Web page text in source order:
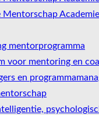
Mentorschap
mentorprogramma
voor mentoring en
en